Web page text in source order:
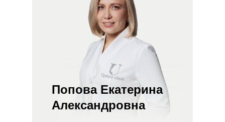
Попова Екатерина
Александровна